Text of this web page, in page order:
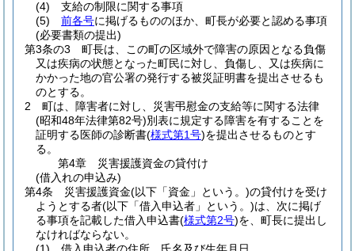
(4)
支給の制限に関する事項
(5)
前各号に掲げるもののほか、町長が必要と認める事項
(必要書類の提出)
第3条の3
町長は、この町の区域外で障害の原因となる負傷
又は疾病の状態となった町民に対し、負傷し、又は疾病に
かかった地の官公署の発行する被災証明書を提出させるも
のとする。
2
町は、障害者に対し、災害弔慰金の支給等に関する法律
(昭和48年法律第82号)別表に規定する障害を有することを
証明する医師の診断書(様式第1号)を提出させるものとす
る。
第4章
災害援護資金の貸付け
(借入れの申込み)
第4条
災害援護資金(以下「資金」という。)の貸付けを受け
ようとする者(以下「借入申込者」という。)は、次に掲げ
る事項を記載した借入申込書(様式第2号)を、町長に提出し
なければならない。